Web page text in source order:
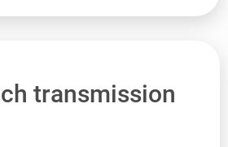
transmission